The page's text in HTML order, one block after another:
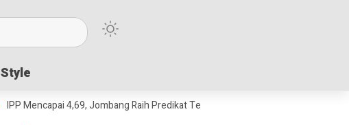
4,69, Jombang Raih Predikat Terbaik Jawa Timur dan Peringkat III Nasional